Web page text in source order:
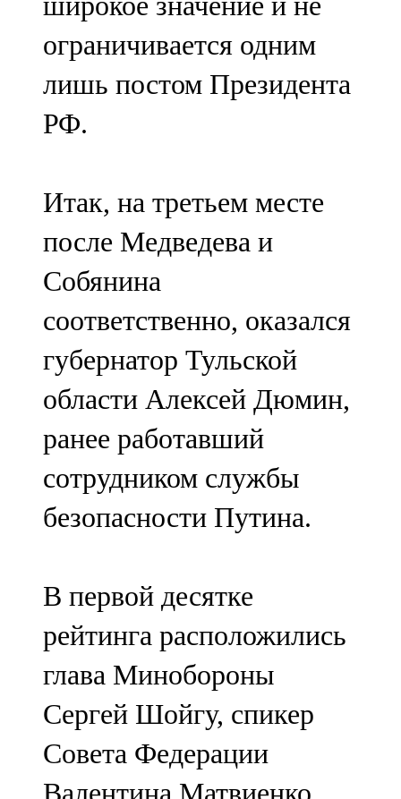
ограничивается одним
лишь постом Президента
РФ.
Итак, на третьем месте
после Медведева и
Собянина
соответственно, оказался
губернатор Тульской
области Алексей Дюмин,
ранее работавший
сотрудником службы
безопасности Путина.
В первой десятке
рейтинга расположились
глава Минобороны
Сергей Шойгу, спикер
Совета Федерации